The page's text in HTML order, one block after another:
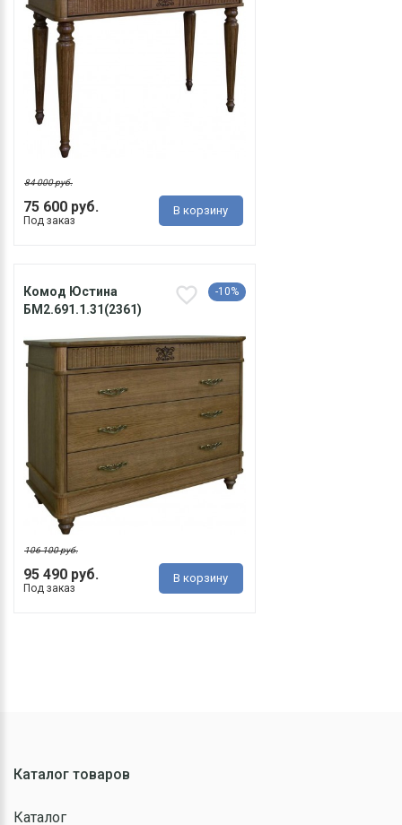
75 600 руб.
84 000 руб.
Под заказ
В корзину
Комод Юстина
БМ2.691.1.31(2361)
-10%
95 490 руб.
106 100 руб.
Под заказ
В корзину
Каталог товаров
Каталог